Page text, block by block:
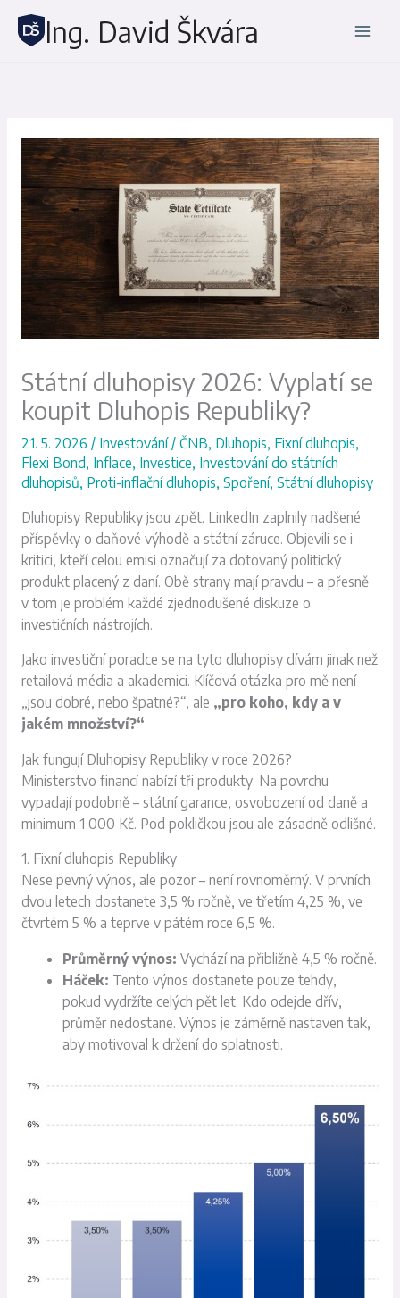
obsah
Ing. David Škvára
Státní dluhopisy 2026: Vyplatí se
koupit Dluhopis Republiky?
21. 5. 2026 / Investování/ ČNB, Dluhopis, Fixní dluhopis,
Flexi Bond, Inflace, Investice, Investování do státních
dluhopisů, Proti-inflační dluhopis, Spoření, Státní dluhopisy
Dluhopisy Republiky jsou zpět. LinkedIn zaplnily nadšené
příspěvky o daňové výhodě a státní záruce. Objevili se i
kritici, kteří celou emisi označují za dotovaný politický
produkt placený z daní. Obě strany mají pravdu – a přesně
v tom je problém každé zjednodušené diskuze o
investičních nástrojích.
Jako investiční poradce se na tyto dluhopisy dívám jinak než
retailová média a akademici. Klíčová otázka pro mě není
„jsou dobré, nebo špatné?“, ale „pro koho, kdy a v
jakém množství?“
Jak fungují Dluhopisy Republiky v roce 2026?
Ministerstvo financí nabízí tři produkty. Na povrchu
vypadají podobně – státní garance, osvobození od daně a
minimum 1 000 Kč. Pod pokličkou jsou ale zásadně odlišné.
1. Fixní dluhopis Republiky
Nese pevný výnos, ale pozor – není rovnoměrný. V prvních
dvou letech dostanete 3,5 % ročně, ve třetím 4,25 %, ve
čtvrtém 5 % a teprve v pátém roce 6,5 %.
Průměrný výnos: Vychází na přibližně 4,5 % ročně.
Háček: Tento výnos dostanete pouze tehdy,
pokud vydržíte celých pět let. Kdo odejde dřív,
průměr nedostane. Výnos je záměrně nastaven tak,
aby motivoval k držení do splatnosti.